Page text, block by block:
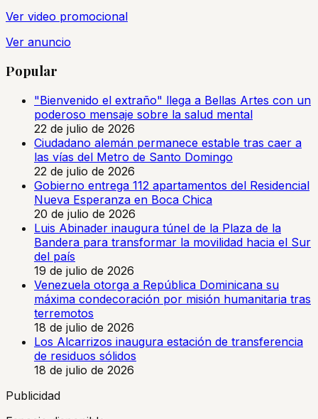
Ver video promocional
Ver anuncio
Popular
"Bienvenido el extraño" llega a Bellas Artes con un
poderoso mensaje sobre la salud mental
22 de julio de 2026
Ciudadano alemán permanece estable tras caer a
las vías del Metro de Santo Domingo
22 de julio de 2026
Gobierno entrega 112 apartamentos del Residencial
Nueva Esperanza en Boca Chica
20 de julio de 2026
Luis Abinader inaugura túnel de la Plaza de la
Bandera para transformar la movilidad hacia el Sur
del país
19 de julio de 2026
Venezuela otorga a República Dominicana su
máxima condecoración por misión humanitaria tras
terremotos
18 de julio de 2026
Los Alcarrizos inaugura estación de transferencia
de residuos sólidos
18 de julio de 2026
Publicidad